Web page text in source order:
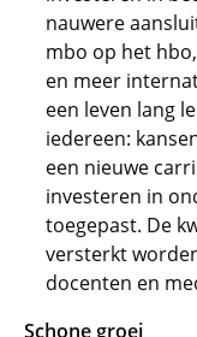
nauwere
mbo op het
en meer
een leven lang
iedereen:
een nieuwe
investeren in
toegepast. De
versterkt
docenten en
Schone groei